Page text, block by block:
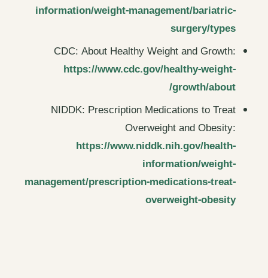
information/weight-management/bariatric-
surgery/types
CDC: About Healthy Weight and Growth:
https://www.cdc.gov/healthy-weight-
growth/about/
NIDDK: Prescription Medications to Treat
Overweight and Obesity:
https://www.niddk.nih.gov/health-
information/weight-
management/prescription-medications-treat-
overweight-obesity